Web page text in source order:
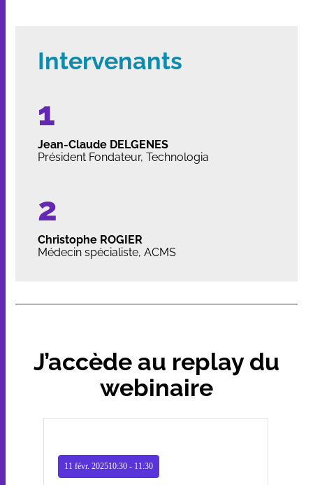
Intervenants
Jean-Claude DELGENES
Président Fondateur, Technologia
Christophe ROGIER
Médecin spécialiste, ACMS
J’accède au replay du
webinaire